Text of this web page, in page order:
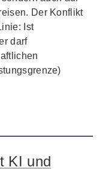
Der Konflikt
Ist
darf
KI und